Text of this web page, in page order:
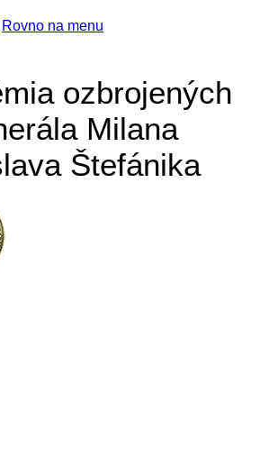
Rovno na menu
ozbrojených
Milana
Štefánika